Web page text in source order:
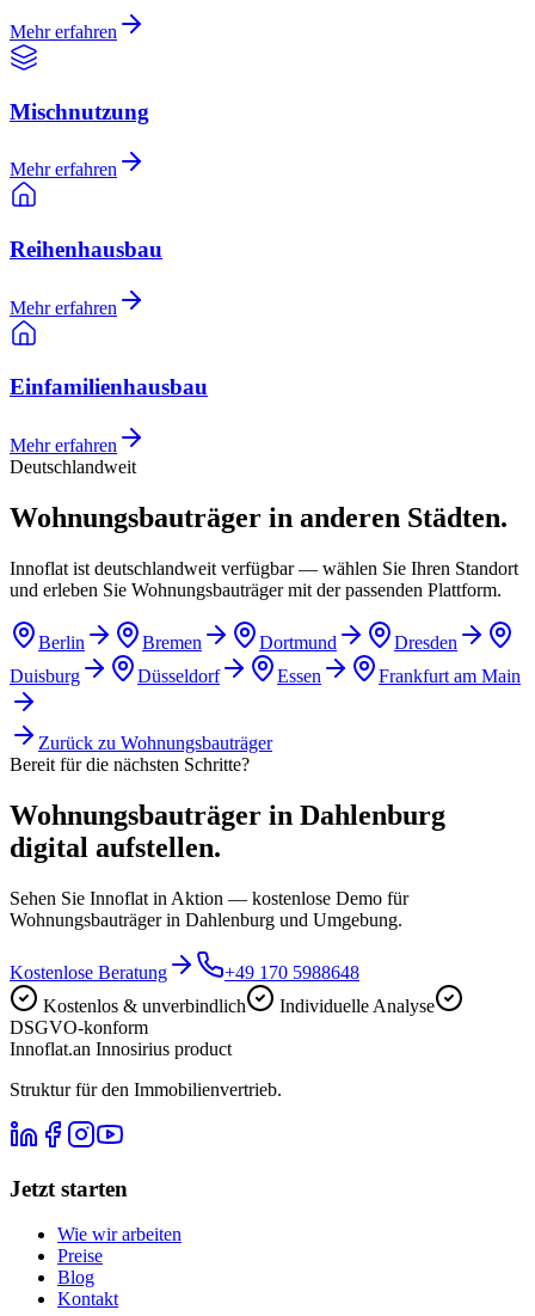
Mehr erfahren
Mischnutzung
Mehr erfahren
Reihenhausbau
Mehr erfahren
Einfamilienhausbau
Mehr erfahren
Deutschlandweit
Wohnungsbauträger in anderen Städten.
Innoflat ist deutschlandweit verfügbar — wählen Sie Ihren Standort
und erleben Sie Wohnungsbauträger mit der passenden Plattform.
Berlin Bremen Dortmund
Dresden
Duisburg
Düsseldorf Essen Frankfurt am Main
Zurück zu Wohnungsbauträger
Bereit für die nächsten Schritte?
Wohnungsbauträger in Dahlenburg
digital aufstellen.
Sehen Sie Innoflat in Aktion — kostenlose Demo für
Wohnungsbauträger in Dahlenburg und Umgebung.
Kostenlose Beratung
+49 170 5988648
Kostenlos & unverbindlich
Individuelle Analyse
DSGVO-konform
Innoflat.an Innosirius product
Struktur für den Immobilienvertrieb.
Jetzt starten
Wie wir arbeiten
Preise
Blog
Kontakt